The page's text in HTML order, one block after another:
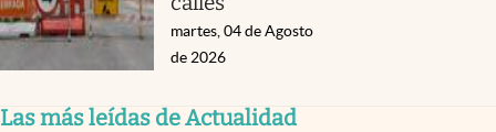
martes, 04 de Agosto
de 2026
Las más leídas de Actualidad